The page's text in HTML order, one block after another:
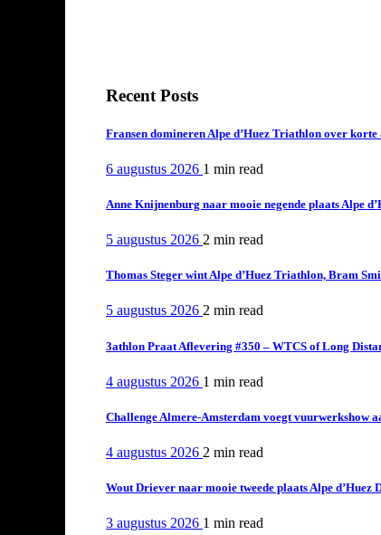
Recent Posts
Fransen domineren Alpe d’Huez Triathlon over korte
6 augustus 2026 1 min read
Anne Knijnenburg naar mooie negende plaats Alpe
5 augustus 2026 2 min read
Thomas Steger wint Alpe d’Huez Triathlon, Bram
5 augustus 2026 2 min read
3athlon Praat Aflevering #350 – WTCS of Long
4 augustus 2026 1 min read
Challenge Almere-Amsterdam voegt vuurwerkshow
4 augustus 2026 2 min read
Wout Driever naar mooie tweede plaats Alpe
3 augustus 2026 1 min read